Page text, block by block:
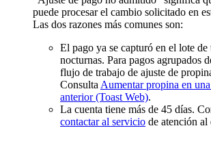
puede procesar el cambio solicitado en
Las dos razones más comunes son:
El pago ya se capturó en el lote de
nocturnas. Para pagos agrupados
flujo de trabajo de ajuste de
Consulta Aumentar propina en
anterior (Toast Web).
La cuenta tiene más de 45 días.
contactar al servicio de atención al